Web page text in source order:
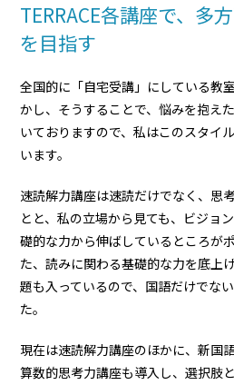
TERRACE各講座で、多
を目指す
全国的に「自宅受講」にしている教
かし、そうすることで、悩みを抱え
いておりますので、私はこのスタイ
います。
速読解力講座は速読だけでなく、思
とと、私の立場から見ても、ビジョ
礎的な力から伸ばしているところが
た、読みに関わる基礎的な力を底上
題も入っているので、国語だけでな
た。
現在は速読解力講座のほかに、新国
算数的思考力講座も導入し、選択肢